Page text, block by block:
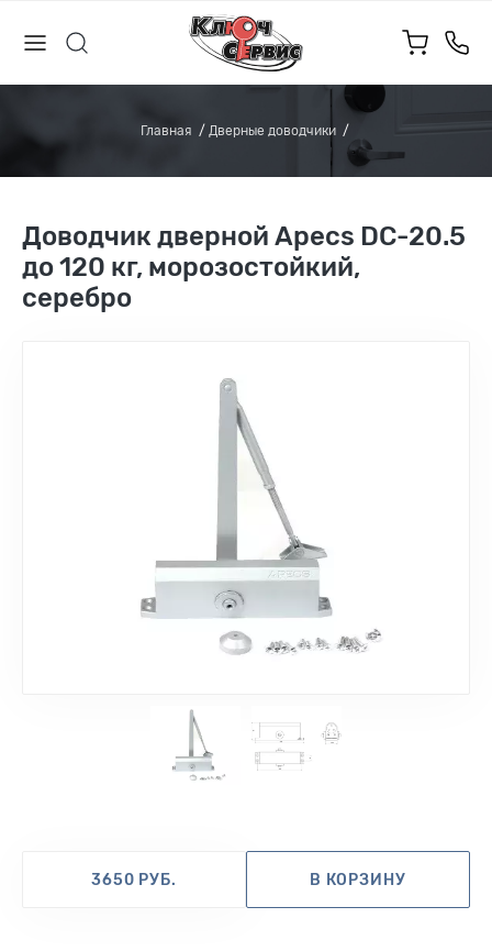
Главная Дверные доводчики
Доводчик дверной Apecs DC-20.5
до 120 кг, морозостойкий,
серебро
3650 РУБ. В КОРЗИНУ